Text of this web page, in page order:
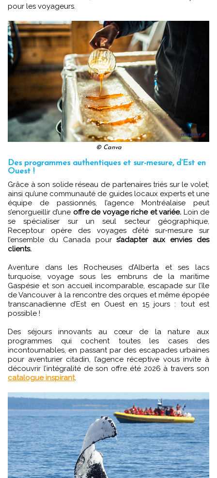
pour les voyageurs.
© Canva
Des programmes authentiques et sur-mesure, d’Est en
Ouest !
Grâce à son solide réseau de partenaires triés sur le volet,
ainsi qu’une communauté de guides locaux experts et une
équipe de passionnés, l’agence Montréalaise peut
s’enorgueillir d’une offre de voyage riche et variée. Loin de
se spécialiser sur un seul secteur géographique,
Receptour opère des voyages d’été sur-mesure sur
l’ensemble du Canada pours’adapter aux envies des
clients.
Aventure dans les Rocheuses d’Alberta et ses lacs
turquoise, voyage sous les embruns de la maritime
Gaspésie et son accueil incomparable, escapade sur l’île
de Vancouver à la rencontre des orques et même épopée
transcanadienne d’Est en Ouest en 15 jours : tout est
possible !
Des séjours innovants au cœur de la nature aux
programmes qui cochent toutes les cases des
incontournables, en passant par des escapades urbaines
pour aventurier citadin, l’agence réceptive vous invite à
découvrir l’intégralité de son offre été 2026 à travers son
catalogue inspirant.